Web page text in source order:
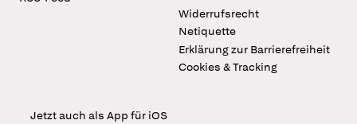
Widerrufsrecht
Netiquette
Erklärung zur Barrierefreiheit
Cookies & Tracking
Jetzt auch als App für iOS